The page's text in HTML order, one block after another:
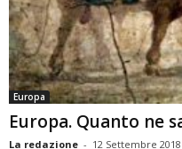
Europa
Europa. Quanto ne
La redazione - 12 Settembre 2018